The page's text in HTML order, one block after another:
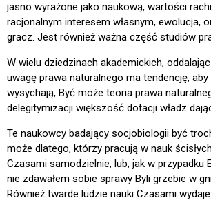
jasno wyrażone jako naukową, wartości
racjonalnym interesem własnym, ewolucja,
gracz. Jest również ważna część studiów
W wielu dziedzinach akademickich,
uwagę prawa naturalnego ma tendencję,
wysychają, Być może teoria prawa
delegitymizacji większość dotacji władz
Te naukowcy badający socjobiologii być
może dlatego, którzy pracują w nauk
Czasami samodzielnie, lub, jak w przypadku
nie zdawałem sobie sprawy Byli grzebie w
Również twarde ludzie nauki Czasami